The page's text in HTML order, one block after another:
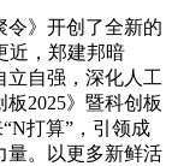
》开创了全新的
近，郑建邦暗
立自强，深化人工
2025》暨科创板
打算”，引领成
量。以更多新鲜活